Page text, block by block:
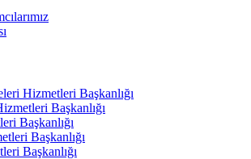
Hizmetleri Başkanlığı
Başkanlığı
Başkanlığı
Başkanlığı
Başkanlığı